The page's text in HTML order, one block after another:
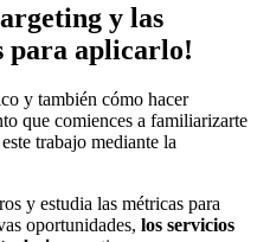
y las
para aplicarlo!
y también cómo hacer
que comiences a familiarizarte
trabajo mediante la
y estudia las métricas para
oportunidades, los servicios